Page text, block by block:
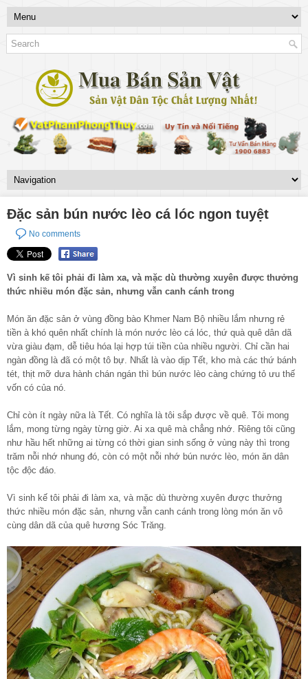
Đặc sản bún nước lèo cá lóc ngon tuyệt
No comments
Vì sinh kế tôi phải đi làm xa, và mặc dù thường xuyên được thưởng
thức nhiều món đặc sản, nhưng vẫn canh cánh trong
Món ăn đặc sản ở vùng đồng bào Khmer Nam Bộ nhiều lắm nhưng rẻ
tiền à khó quên nhất chính là món nước lèo cá lóc, thứ quà quê dân dã
vừa giàu đạm, dễ tiêu hóa lại hợp túi tiền của nhiều người. Chỉ cần hai
ngàn đồng là đã có một tô bự. Nhất là vào dịp Tết, kho mà các thứ bánh
tét, thịt mỡ dưa hành chán ngán thì bún nước lèo càng chứng tỏ ưu thế
vốn có của nó.
Chỉ còn ít ngày nữa là Tết. Có nghĩa là tôi sắp được về quê. Tôi mong
lắm, mong từng ngày từng giờ. Ai xa quê mà chẳng nhớ. Riêng tôi cũng
như hầu hết những ai từng có thời gian sinh sống ở vùng này thì trong
trăm nỗi nhớ nhung đó, còn có một nỗi nhớ bún nước lèo, món ăn dân
tộc độc đáo.
Vì sinh kế tôi phải đi làm xa, và mặc dù thường xuyên được thưởng
thức nhiều món đặc sản, nhưng vẫn canh cánh trong lòng món ăn vô
cùng dân dã của quê hương Sóc Trăng.